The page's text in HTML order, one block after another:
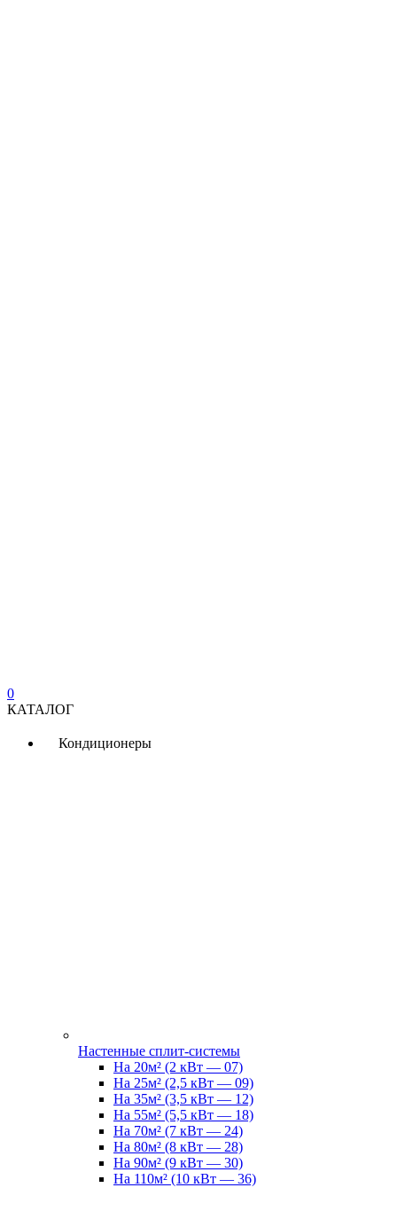
0
КАТАЛОГ
Кондиционеры
Настенные сплит-системы
На 20м² (2 кВт — 07)
На 25м² (2,5 кВт — 09)
На 35м² (3,5 кВт — 12)
На 55м² (5,5 кВт — 18)
На 70м² (7 кВт — 24)
На 80м² (8 кВт — 28)
На 90м² (9 кВт — 30)
На 110м² (10 кВт — 36)